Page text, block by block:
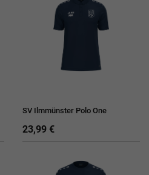
SV Ilmmünster Polo One
23,99 €